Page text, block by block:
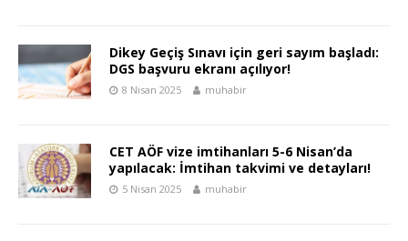
Dikey Geçiş Sınavı için geri sayım başladı:
DGS başvuru ekranı açılıyor!
8 Nisan 2025 muhabir
CET AÖF vize imtihanları 5-6 Nisan’da
yapılacak: İmtihan takvimi ve detayları!
5 Nisan 2025 muhabir